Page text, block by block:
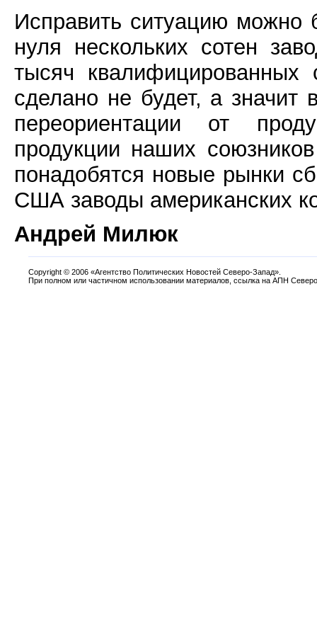
Исправить ситуацию можно
нуля нескольких сотен
тысяч квалифицированных
сделано не будет, а значит
переориентации от
продукции наших
понадобятся новые рынки
США заводы американских
Андрей Милюк
Copyright © 2006 «Агентство Политических Новостей Северо-Запад».
При полном или частичном использовании материалов, ссылка на АПН